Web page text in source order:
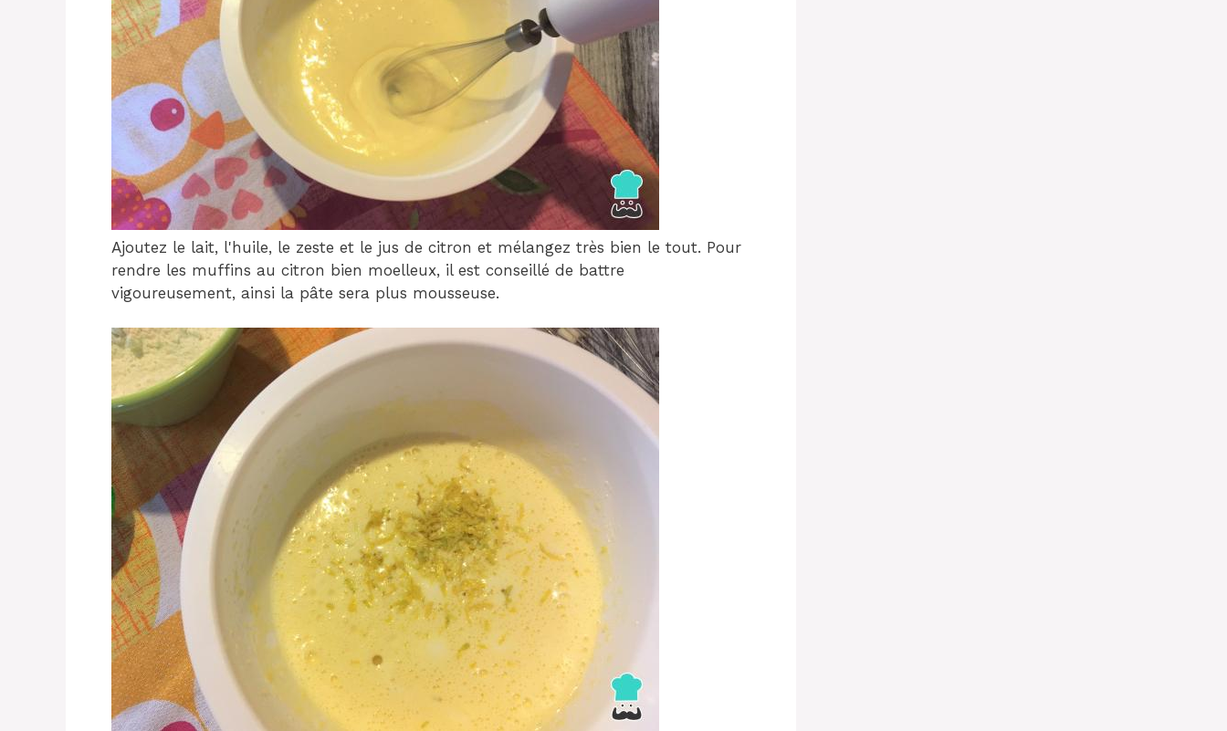
Ajoutez le lait, l'huile, le zeste et le jus de citron et mélangez très bien le tout. Pour
rendre les muffins au citron bien moelleux, il est conseillé de battre
vigoureusement, ainsi la pâte sera plus mousseuse.